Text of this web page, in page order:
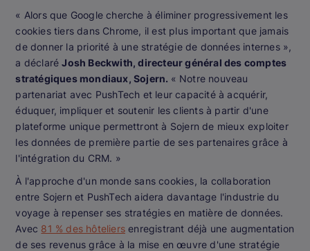
« Alors que Google cherche à éliminer progressivement les
cookies tiers dans Chrome, il est plus important que jamais
de donner la priorité à une stratégie de données internes »,
a déclaréJosh Beckwith, directeur général des comptes
stratégiques mondiaux, Sojern. « Notre nouveau
partenariat avec PushTech et leur capacité à acquérir,
éduquer, impliquer et soutenir les clients à partir d'une
plateforme unique permettront à Sojern de mieux exploiter
les données de première partie de ses partenaires grâce à
l'intégration du CRM. »
À l'approche d'un monde sans cookies, la collaboration
entre Sojern et PushTech aidera davantage l'industrie du
voyage à repenser ses stratégies en matière de données.
Avec 81 % des hôteliers enregistrant déjà une augmentation
de ses revenus grâce à la mise en œuvre d'une stratégie